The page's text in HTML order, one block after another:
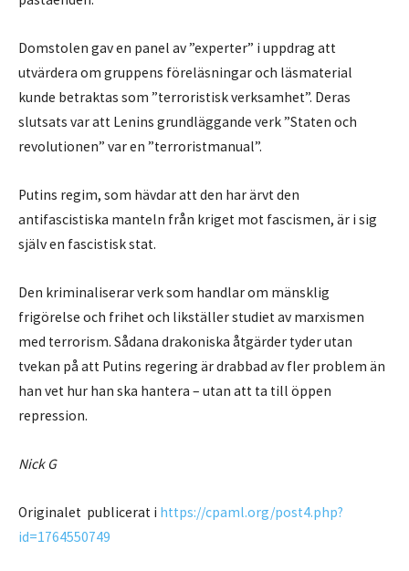
Domstolen gav en panel av ”experter” i uppdrag att
utvärdera om gruppens föreläsningar och läsmaterial
kunde betraktas som ”terroristisk verksamhet”. Deras
slutsats var att Lenins grundläggande verk ”Staten och
revolutionen” var en ”terroristmanual”.
Putins regim, som hävdar att den har ärvt den
antifascistiska manteln från kriget mot fascismen, är i sig
själv en fascistisk stat.
Den kriminaliserar verk som handlar om mänsklig
frigörelse och frihet och likställer studiet av marxismen
med terrorism. Sådana drakoniska åtgärder tyder utan
tvekan på att Putins regering är drabbad av fler problem än
han vet hur han ska hantera – utan att ta till öppen
repression.
Nick G
Originalet publicerat i https://cpaml.org/post4.php?
id=1764550749